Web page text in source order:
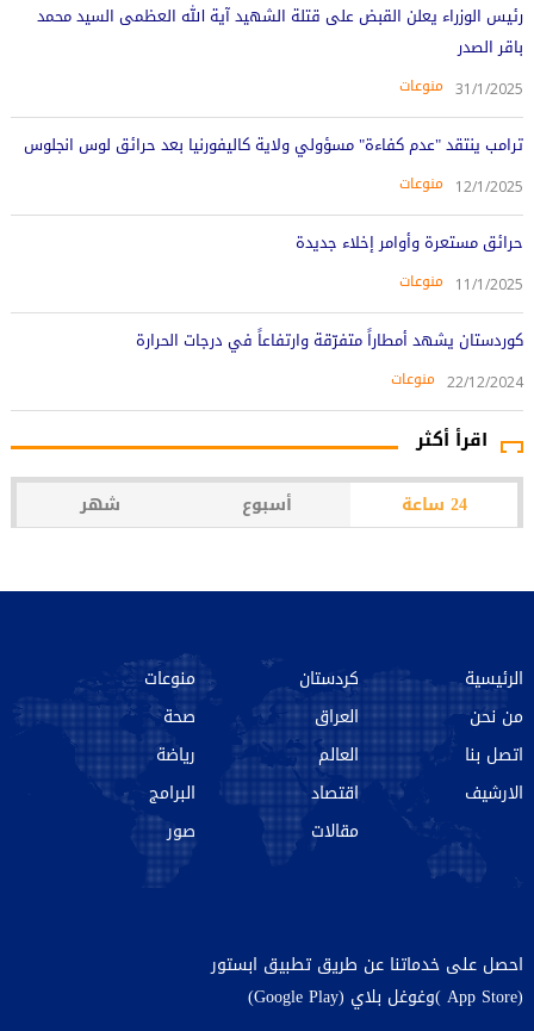
رئيس الوزراء يعلن القبض على قتلة الشهيد آية الله العظمى السيد محمد
باقر الصدر
31/1/2025 منوعات
ترامب ينتقد "عدم كفاءة" مسؤولي ولاية كاليفورنيا بعد حرائق لوس انجلوس
12/1/2025 منوعات
حرائق مستعرة وأوامر إخلاء جديدة
11/1/2025 منوعات
كوردستان يشهد أمطاراً متفرّقة وارتفاعاً في درجات الحرارة
22/12/2024 منوعات
اقرأ أكثر
24 ساعة أسبوع شهر
الرئيسية
من نحن‌
اتصل بنا
الارشیف
كردستان
العراق
العالم
اقتصاد
مقالات
منوعات
صحة
رياضة
البرامج
صور
احصل على خدماتنا عن طريق تطبيق ابستور
(App Store )وغوغل بلاي (Google Play)